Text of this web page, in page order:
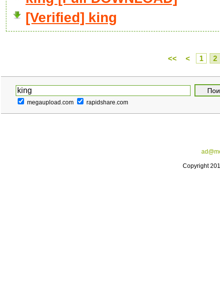
[Verified] king
<< < 1 2
megaupload.com rapidshare.com
Copyright